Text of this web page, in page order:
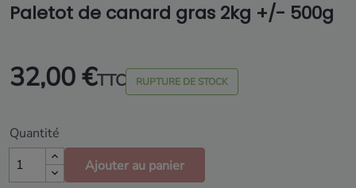
Paletot de canard gras 2kg +/- 500g
32,00 €TTC RUPTURE DE STOCK
Quantité
Ajouter au panier